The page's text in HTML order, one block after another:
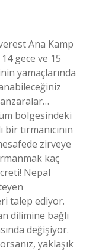
Ana Kamp
gece ve 15
yamaçlarında
bölgesindeki
tırmanıcının
zirveye
kaç
Nepal
talep ediyor.
dilimine bağlı
değişiyor.
yaklaşık